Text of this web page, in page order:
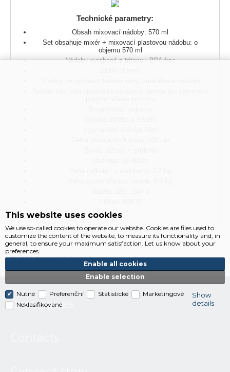
Technické parametry:
Obsah mixovací nádoby: 570 ml
Set obsahuje mixér + mixovací plastovou nádobu: o
objemu 570 ml
Nádoby vyrobené z tritanu - BPA free
DalšíSmoothie mixery
Catalogues
This website uses cookies
We use so-called cookies to operate our website. Cookies are files used to
customize the content of the website, to measure its functionality and, in
general, to ensure your maximum satisfaction. Let us know about your
preferences.
Enable selection
Enable all cookies
Nutné Preferenční Statistické
Marketingové
Neklasifikované
Show
details